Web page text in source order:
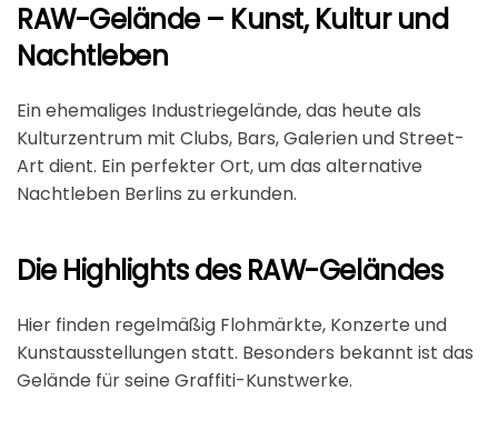
RAW-Gelände – Kunst, Kultur und
Nachtleben
Ein ehemaliges Industriegelände, das heute als
Kulturzentrum mit Clubs, Bars, Galerien und Street-
Art dient. Ein perfekter Ort, um das alternative
Nachtleben Berlins zu erkunden.
Die Highlights des RAW-Geländes
Hier finden regelmäßig Flohmärkte, Konzerte und
Kunstausstellungen statt. Besonders bekannt ist das
Gelände für seine Graffiti-Kunstwerke.